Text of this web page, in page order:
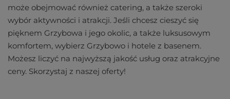
może obejmować również catering, a także szeroki
wybór aktywności i atrakcji. Jeśli chcesz cieszyć się
pięknem Grzybowa i jego okolic, a także luksusowym
komfortem, wybierz Grzybowo i hotele z basenem.
Możesz liczyć na najwyższą jakość usług oraz atrakcyjne
ceny. Skorzystaj z naszej oferty!